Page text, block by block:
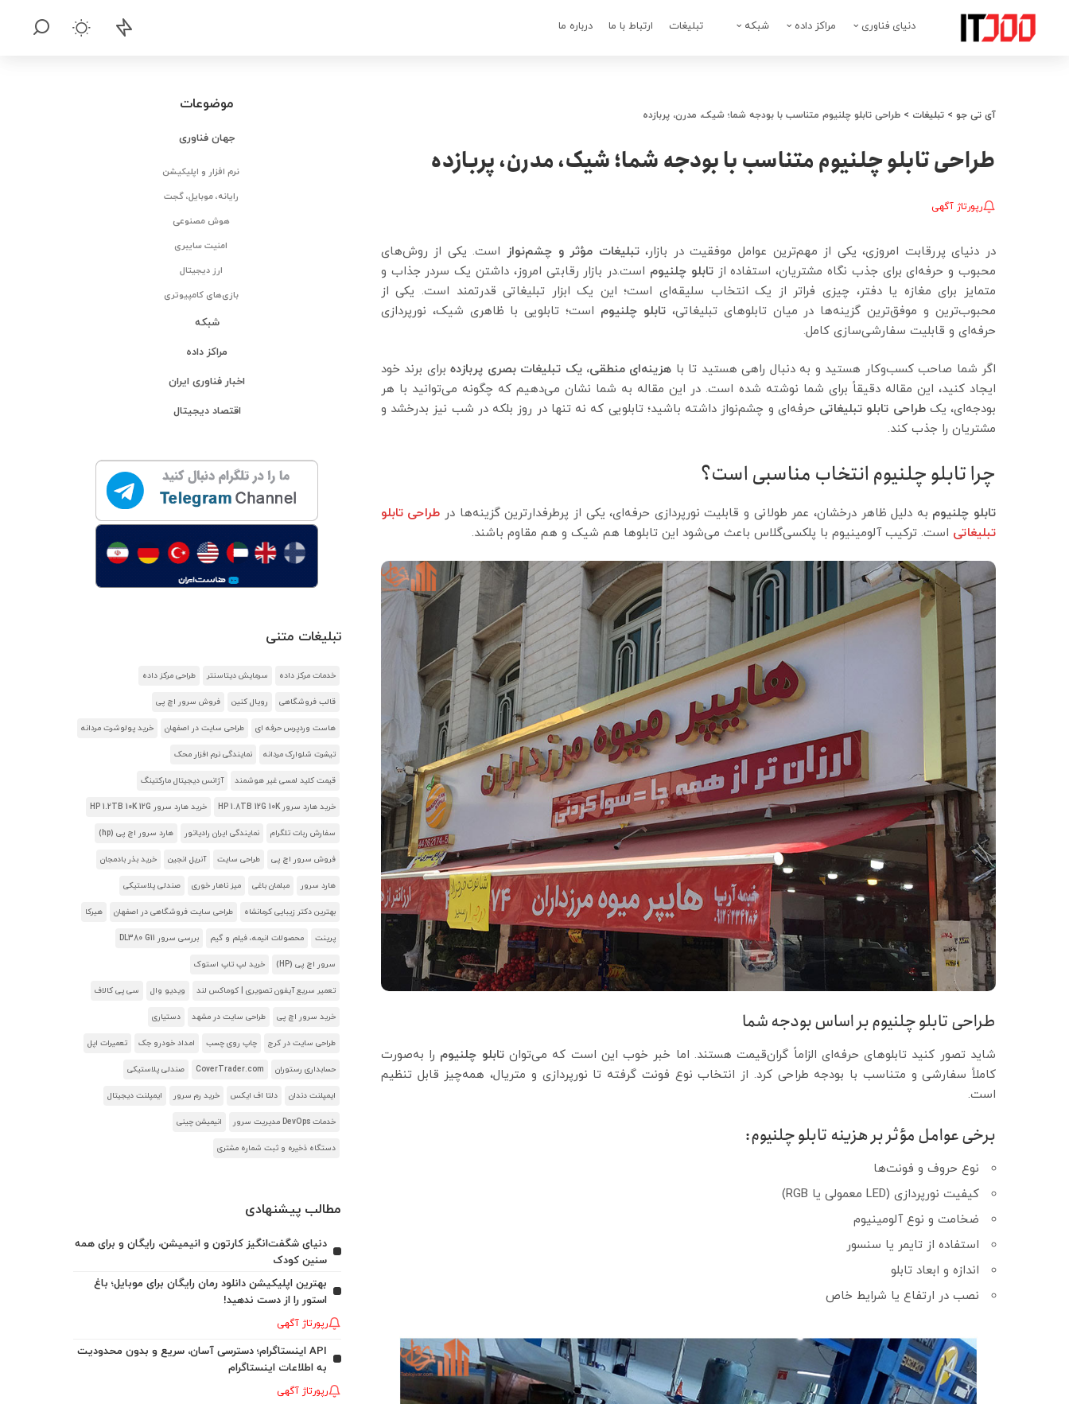
دنیای فناوری مراکز داده شبکه تبلیغات ارتباط با ما درباره ما
آی تی جو > تبلیغات > طراحی تابلو چلنیوم متناسب با بودجه شما؛ شیک، مدرن، پربازده
طراحی تابلو چلنیوم متناسب با بودجه شما؛ شیک، مدرن، پربازده
رپورتاژ آگهی
در دنیای پررقابت امروزی، یکی از مهم‌ترین عوامل موفقیت در بازار،تبلیغات مؤثر و چشم‌نواز است. یکی از روش‌های
محبوب و حرفه‌ای برای جذب نگاه مشتریان، استفاده ازتابلو چلنیوم است.در بازار رقابتی امروز، داشتن یک سردر جذاب و
متمایز برای مغازه یا دفتر، چیزی فراتر از یک انتخاب سلیقه‌ای است؛ این یک ابزار تبلیغاتی قدرتمند است. یکی از
محبوب‌ترین و موفق‌ترین گزینه‌ها در میان تابلوهای تبلیغاتی،تابلو چلنیوم است؛ تابلویی با ظاهری شیک، نورپردازی
حرفه‌ای و قابلیت سفارشی‌سازی کامل.
اگر شما صاحب کسب‌وکار هستید و به دنبال راهی هستید تا با هزینه‌ای منطقی، یک تبلیغات بصری پربازدهبرای برند خود
ایجاد کنید، این مقاله دقیقاً برای شما نوشته شده است. در این مقاله به شما نشان می‌دهیم که چگونه می‌توانید با هر
بودجه‌ای، یکطراحی تابلو تبلیغاتی حرفه‌ای و چشم‌نواز داشته باشید؛ تابلویی که نه تنها در روز بلکه در شب نیز بدرخشد و
مشتریان را جذب کند.
چرا تابلو چلنیوم انتخاب مناسبی است؟
تابلو چلنیوم به دلیل ظاهر درخشان، عمر طولانی و قابلیت نورپردازی حرفه‌ای، یکی از پرطرفدارترین گزینه‌ها در طراحی تابلو
تبلیغاتی است. ترکیب آلومینیوم با پلکسی‌گلاس باعث می‌شود این تابلوها هم شیک و هم مقاوم باشند.
طراحی تابلو چلنیوم بر اساس بودجه شما
شاید تصور کنید تابلوهای حرفه‌ای الزاماً گران‌قیمت هستند. اما خبر خوب این است که می‌توانتابلو چلنیوم را به‌صورت
کاملاً سفارشی و متناسب با بودجه طراحی کرد. از انتخاب نوع فونت گرفته تا نورپردازی و متریال، همه‌چیز قابل تنظیم
است.
برخی عوامل مؤثر بر هزینه تابلو چلنیوم:
نوع حروف و فونت‌ها
کیفیت نورپردازی (LED معمولی یا RGB)
ضخامت و نوع آلومینیوم
استفاده از تایمر یا سنسور
اندازه و ابعاد تابلو
نصب در ارتفاع یا شرایط خاص
موضوعات
جهان فناوری
نرم افزار و اپلیکیشن
رایانه، موبایل، گجت
هوش مصنوعی
امنیت سایبری
ارز دیجیتال
بازی‌های کامپیوتری
شبکه
مراکز داده
اخبار فناوری ایران
اقتصاد دیجیتال
تبلیغات متنی
خدمات مرکز داده سرمایش دیتاسنتر طراحی مرکز داده
قالب فروشگاهی رویال کنین فروش سرور اچ پی
هاست وردپرس حرفه ای طراحی سایت در اصفهان خرید پولوشرت مردانه
تیشرت شلوارک مردانه نمایندگی نرم افزار محک
قیمت کلید لمسی غیر هوشمند آژانس دیجیتال مارکتینگ
خرید هارد سرور HP 1.8TB 12G 10K خرید هارد سرور HP 1.2TB 10K 12G
سفارش ربات تلگرام نمایندگی ایران رادیاتور هارد سرور اچ پی (hp)
فروش سرور اچ پی طراحی سایت آنریل انجین خرید بذر بادمجان
هارد سرور مبلمان باغی میز ناهار خوری صندلی پلاستیکی
بهترین دکتر زیبایی کرمانشاه طراحی سایت فروشگاهی در اصفهان هیرکا
پرینت محصولات انیمه، فیلم و گیم بررسی سرور DL380 G11
سرور اچ پی (HP) خرید لپ تاپ استوک
تعمیر سریع آیفون تصویری | کوماکس لند ویدیو وال سی پی کالاف
خرید سرور اچ پی طراحی سایت در مشهد دستیاری
طراحی سایت در کرج چاپ روی چسب امداد خودرو جک تعمیرات اپل
حسابداری رستوران CoverTrader.com صندلی پلاستیکی
ایمپلنت دندان دلتا اف ایکس خرید رم سرور ایمپلنت دیجیتال
خدمات DevOps مدیریت سرور انیمیشن چینی
دستگاه ذخیره و ثبت شماره مشتری
مطالب پیشنهادی
دنیای شگفت‌انگیز کارتون و انیمیشن، رایگان و برای همه
سنین کودک
بهترین اپلیکیشن دانلود رمان رایگان برای موبایل؛ باغ
استور را از دست ندهید!
رپورتاژ آگهی
API اینستاگرام؛ دسترسی آسان، سریع و بدون محدودیت
به اطلاعات اینستاگرام
رپورتاژ آگهی